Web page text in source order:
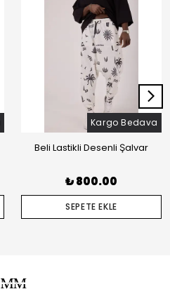
Kargo Bedava
Beli Lastikli Desenli Şalvar
₺ 800.00
SEPETE EKLE